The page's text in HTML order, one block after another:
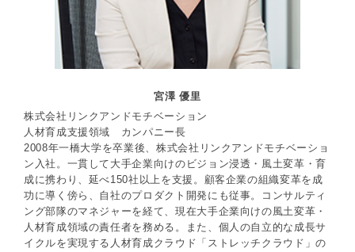
宮澤 優里
株式会社リンクアンドモチベーション
人材育成支援領域 カンパニー長
2008年一橋大学を卒業後、株式会社リンクアンドモチベーショ
ン入社。一貫して大手企業向けのビジョン浸透・風土変革・育
成に携わり、延べ150社以上を支援。顧客企業の組織変革を成
功に導く傍ら、自社のプロダクト開発にも従事。コンサルティ
ング部隊のマネジャーを経て、現在大手企業向けの風土変革・
人材育成領域の責任者を務める。また、個人の自立的な成長サ
イクルを実現する人材育成クラウド「ストレッチクラウド」の